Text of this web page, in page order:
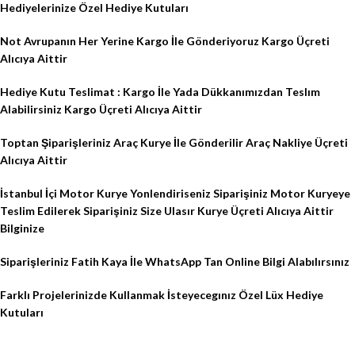
Hediyelerinize Özel Hediye Kutuları
Not Avrupanın Her Yerine Kargo İle Gönderiyoruz Kargo Üçreti
Alıcıya Aittir
Hediye Kutu Teslimat : Kargo İle Yada Dükkanımızdan Teslım
Alabilirsiniz Kargo Üçreti Alıcıya Aittir
Toptan Şiparişleriniz Araç Kurye İle Gönderilir Araç Nakliye Üçreti
Alıcıya Aittir
İstanbul İçi Motor Kurye Yonlendiriseniz Siparişiniz Motor Kuryeye
Teslim Edilerek Siparişiniz Size Ulasır Kurye Üçreti Alıcıya Aittir
Bilginize
Siparişleriniz Fatih Kaya İle WhatsApp Tan Online Bilgi Alabılırsınız
Farklı Projelerinizde Kullanmak İsteyecegınız Özel Lüx Hediye
Kutuları